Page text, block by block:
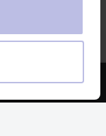
de har samlet
vår. For
for
SOLGTE